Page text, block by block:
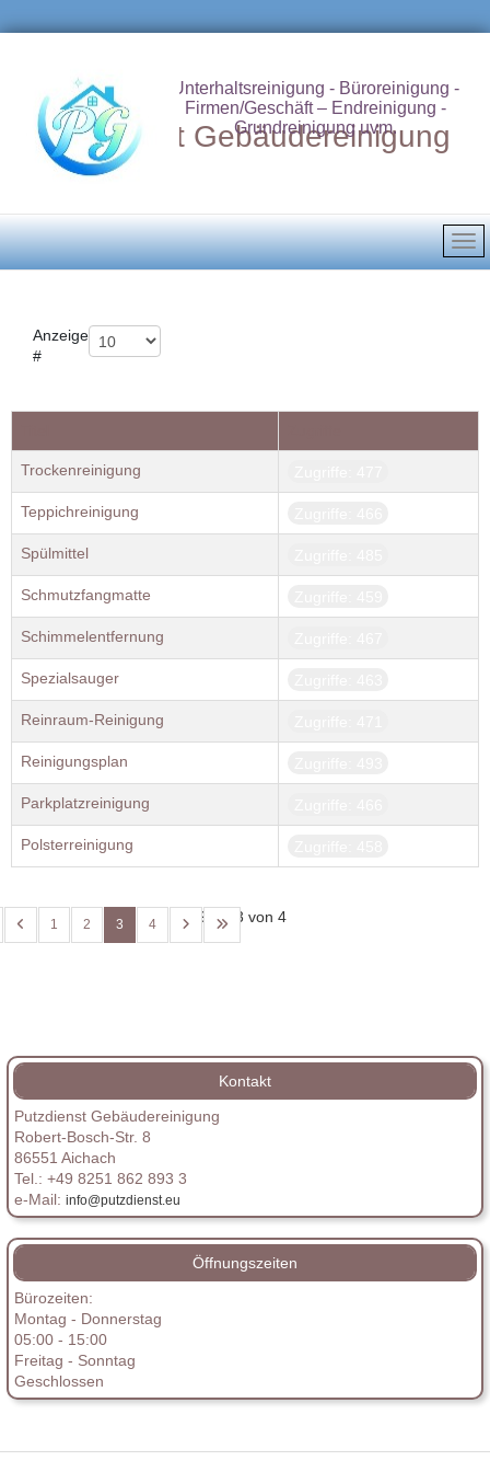
Putzdienst Gebäudereinigung
Unterhaltsreinigung - Büroreinigung -
Firmen/Geschäft – Endreinigung -
Grundreinigung uvm.
Anzeige
#
Trockenreinigung
Teppichreinigung
Spülmittel
Schmutzfangmatte
Schimmelentfernung
Spezialsauger
Reinraum-Reinigung
Reinigungsplan
Parkplatzreinigung
Polsterreinigung
Seite 3 von 4
1 2 3 4
Kontakt
Putzdienst Gebäudereinigung
Robert-Bosch-Str. 8
86551 Aichach
Tel.: +49 8251 862 893 3
e-Mail: info@putzdienst.eu
Öffnungszeiten
Bürozeiten:
Montag - Donnerstag
05:00 - 15:00
Freitag - Sonntag
Geschlossen